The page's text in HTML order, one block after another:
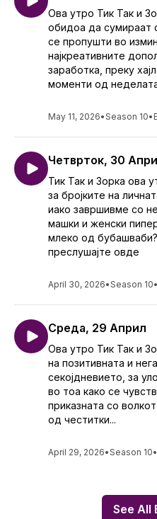
Ова утро Тик Так и
обидоа да сумираат
се пропушти во
најкреативните
заработка, преку
моменти од
May 11, 2026•Season 10•
Четврток, 30
Тик Так и Зорка ова
за бројките на
иако завршивме со
машки и женски
млеко од
преслушајте овде
April 30, 2026•Season 10•
Среда, 29 Април
Ова утро Тик Так и
на позитивната и
секојдневието, за
во тоа како се
приказната со
од честитки...
April 29, 2026•Season 10•
See All